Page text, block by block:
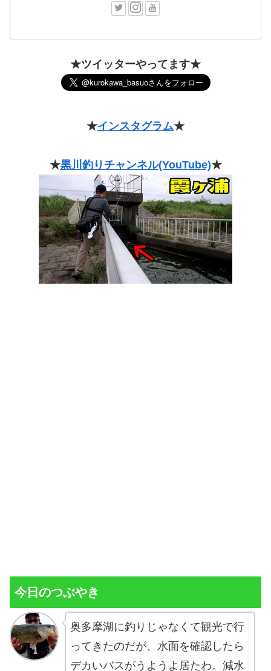
★ツイッターやってます★
★インスタグラム★
★黒川釣りチャンネル(YouTube)★
今日のつぶやき
奥多摩湖に釣りじゃなくて観光で行
ってきたのだが、水面を確認したら
デカいバスがうようよ居たわ。減水